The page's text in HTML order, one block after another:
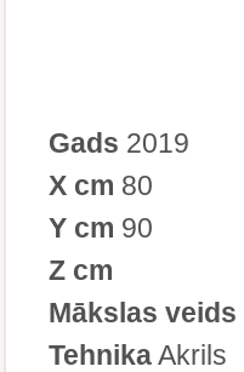
Gads 2019
X cm 80
Y cm 90
Z cm
Mākslas veids
TehnikaAkrils